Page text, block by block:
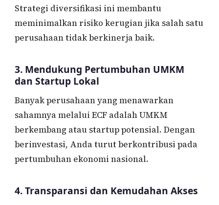
Strategi diversifikasi ini membantu
meminimalkan risiko kerugian jika salah satu
perusahaan tidak berkinerja baik.
3. Mendukung Pertumbuhan UMKM
dan Startup Lokal
Banyak perusahaan yang menawarkan
sahamnya melalui ECF adalah UMKM
berkembang atau startup potensial. Dengan
berinvestasi, Anda turut berkontribusi pada
pertumbuhan ekonomi nasional.
4. Transparansi dan Kemudahan Akses